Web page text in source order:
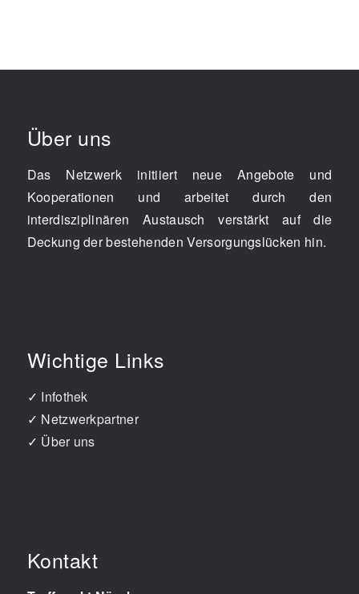
Über uns
Das Netzwerk initiiert neue Angebote und
Kooperationen und arbeitet durch den
interdisziplinären Austausch verstärkt auf die
Deckung der bestehenden Versorgungslücken hin.
Wichtige Links
✓ Infothek
✓ Netzwerkpartner
✓ Über uns
Kontakt